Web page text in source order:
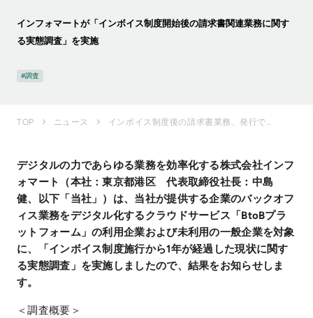
インフォマートが「インボイス制度開始後の請求書関連業務に関す
る実態調査」を実施
調査
TOP ニュース
デジタルの力であらゆる業務を効率化する株式会社インフ
ォマート（本社：東京都港区 代表取締役社長：中島
健、以下「当社」）は、当社が提供する企業のバックオフ
ィス業務をデジタル化するクラウドサービス「BtoBプラ
ットフォーム」の利用企業および未利用の一般企業を対象
に、「インボイス制度施行から1年が経過した現状に関す
る実態調査」を実施しましたので、結果をお知らせしま
す。
＜調査概要＞